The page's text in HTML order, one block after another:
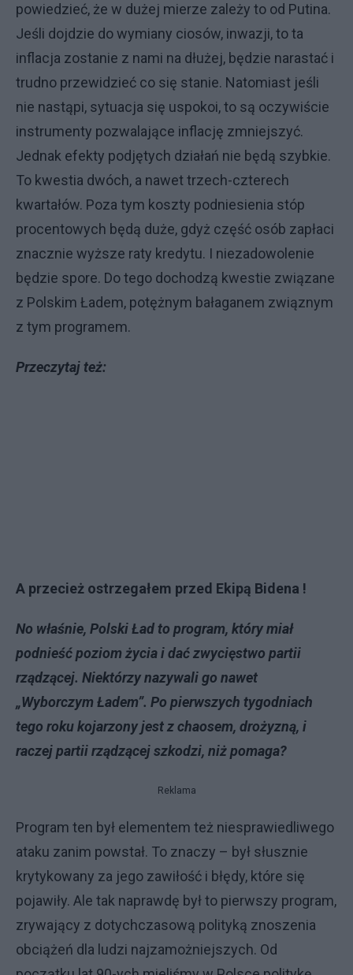
powiedzieć, że w dużej mierze zależy to od Putina.
Jeśli dojdzie do wymiany ciosów, inwazji, to ta
inflacja zostanie z nami na dłużej, będzie narastać i
trudno przewidzieć co się stanie. Natomiast jeśli
nie nastąpi, sytuacja się uspokoi, to są oczywiście
instrumenty pozwalające inflację zmniejszyć.
Jednak efekty podjętych działań nie będą szybkie.
To kwestia dwóch, a nawet trzech-czterech
kwartałów. Poza tym koszty podniesienia stóp
procentowych będą duże, gdyż część osób zapłaci
znacznie wyższe raty kredytu. I niezadowolenie
będzie spore. Do tego dochodzą kwestie związane
z Polskim Ładem, potężnym bałaganem związnym
z tym programem.
Przeczytaj też:
A przecież ostrzegałem przed Ekipą Bidena !
No właśnie, Polski Ład to program, który miał
podnieść poziom życia i dać zwycięstwo partii
rządzącej. Niektórzy nazywali go nawet
„Wyborczym Ładem”. Po pierwszych tygodniach
tego roku kojarzony jest z chaosem, drożyzną, i
raczej partii rządzącej szkodzi, niż pomaga?
Reklama
Program ten był elementem też niesprawiedliwego
ataku zanim powstał. To znaczy – był słusznie
krytykowany za jego zawiłość i błędy, które się
pojawiły. Ale tak naprawdę był to pierwszy program,
zrywający z dotychczasową polityką znoszenia
obciążeń dla ludzi najzamożniejszych. Od